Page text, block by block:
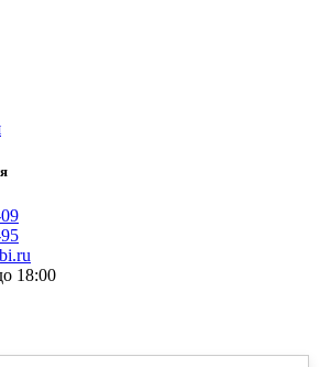
18:00
специалист свяжется с вами